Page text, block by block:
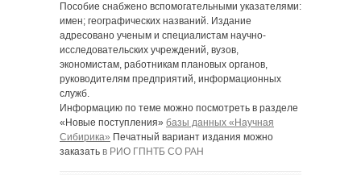
Пособие снабжено вспомогательными указателями:
имен; географических названий. Издание
адресовано ученым и специалистам научно-
исследовательских учреждений, вузов,
экономистам, работникам плановых органов,
руководителям предприятий, информационных
служб.
Информацию по теме можно посмотреть в разделе
«Новые поступления» базы данных «Научная
Сибирика» Печатный вариант издания можно
заказать в РИО ГПНТБ СО РАН